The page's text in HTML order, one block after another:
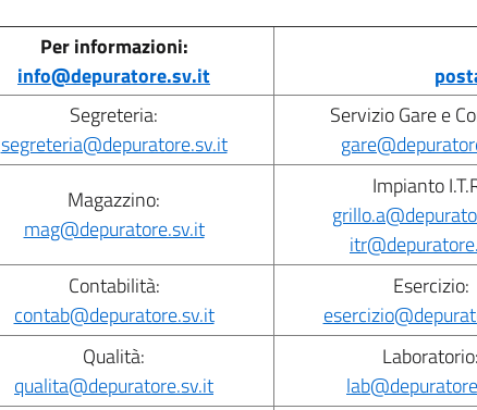
Per informazioni:
info@depuratore.sv.it
Segreteria:
segreteria@depuratore.sv.it
Servizio Gare e
Magazzino:
mag@depuratore.sv.it
Impianto
Contabilità:
contab@depuratore.sv.it
Esercizio:
Qualità:
qualita@depuratore.sv.it
Laboratorio: